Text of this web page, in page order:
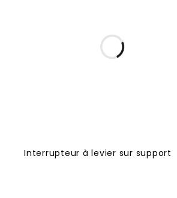
Interrupteur à levier sur support